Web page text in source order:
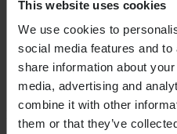
This website uses cookies
We use cookies to
social media features and
share information about
media, advertising and
combine it with other
them or that they’ve
Betaling
Herroepingsrecht
Informatie over recycling
Claims & klachten
Bestelstatus
Conformiteitsverklaring